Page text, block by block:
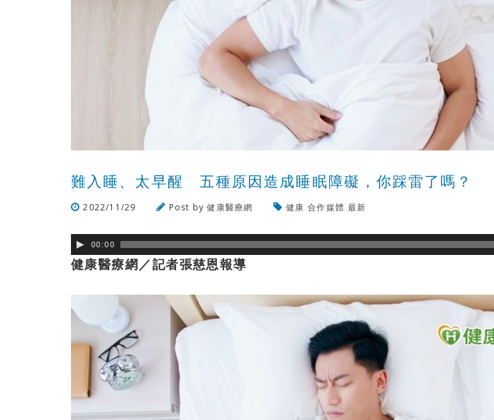
難入睡、太早醒 五種原因造成睡眠障礙，你踩雷了嗎？
2022/11/29 Post by健康醫療網 健康 合作媒體 最新
00:00
健康醫療網／記者張慈恩報導